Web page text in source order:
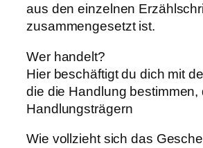
aus den einzelnen
zusammengesetzt ist.
Wer handelt?
Hier beschäftigt du dich mit
die die Handlung bestimmen,
Handlungsträgern
Wie vollzieht sich das